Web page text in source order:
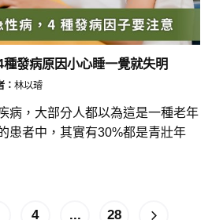
發病原因小心睡一覺就失明
： 林以璿
病，大部分人都以為這是一種老年
患者中，其實有30%都是青壯年
4 ... 28